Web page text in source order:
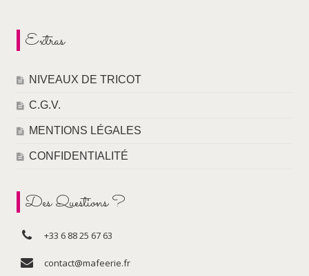
Extras
NIVEAUX DE TRICOT
C.G.V.
MENTIONS LÉGALES
CONFIDENTIALITÉ
Des Questions ?
+33 6 88 25 67 63
contact@mafeerie.fr